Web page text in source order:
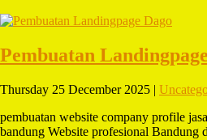
Pembuatan
Thursday 25 December 2025 |
pembuatan website company profile
bandung Website profesional